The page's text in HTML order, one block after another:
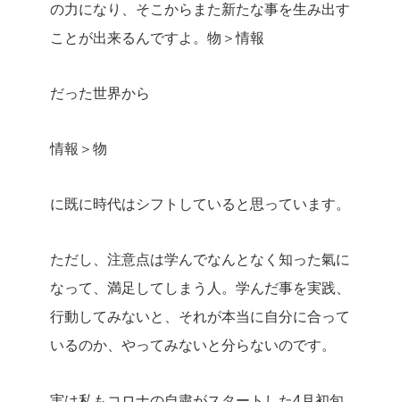
の力になり、そこからまた新たな事を生み出す
ことが出来るんですよ。 物＞情報
だった世界から
情報＞物
に既に時代はシフトしていると思っています。
ただし、注意点は学んでなんとなく知った氣に
なって、満足してしまう人。 学んだ事を実践、
行動してみないと、それが本当に自分に合って
いるのか、やってみないと分らないのです。